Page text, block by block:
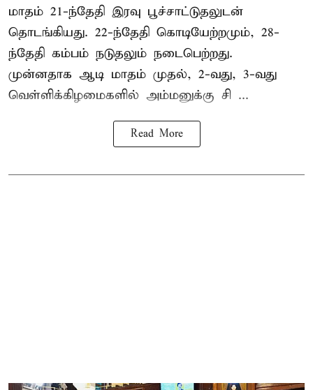
மாதம் 21-ந்தேதி இரவு பூச்சாட்டுதலுடன்
தொடங்கியது. 22-ந்தேதி கொடியேற்றமும், 28-
ந்தேதி கம்பம் நடுதலும் நடைபெற்றது.
முன்னதாக ஆடி மாதம் முதல், 2-வது, 3-வது
வெள்ளிக்கிழமைகளில் அம்மனுக்கு சி ...
Read More